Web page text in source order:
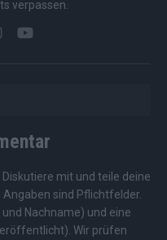
verpassen.
Diskutiere mit und teile deine
sind Pflichtfelder.
Nachname) und eine
Wir prüfen